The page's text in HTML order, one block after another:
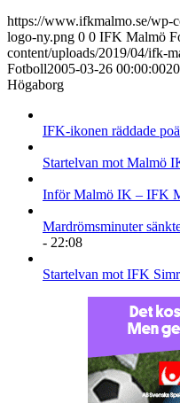
https://www.ifkmalmo.se/wp-
logo-ny.png 0 0 IFK Malmö
content/uploads/2019/04/ifk-
Fotboll2005-03-26 00:00:00
Högaborg
IFK-ikonen räddade
Startelvan mot Malmö
Inför Malmö IK – IFK
Mardrömsminuter
- 22:08
Startelvan mot IFK